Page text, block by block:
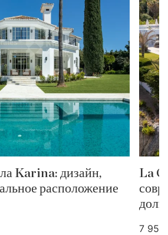
Karina: дизайн,
расположение
La
7